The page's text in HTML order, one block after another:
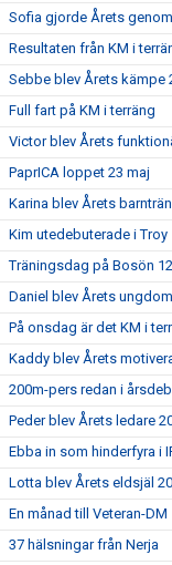
Sofia gjorde Årets
Resultaten från KM i
Sebbe blev Årets kämpe
Full fart på KM i terräng
Victor blev Årets
PaprICA loppet 23 maj
Karina blev Årets
Kim utedebuterade i Troy
Träningsdag på Bosön
Daniel blev Årets
På onsdag är det KM i
Kaddy blev Årets
200m-pers redan i
Peder blev Årets ledare
Ebba in som hinderfyra i
Lotta blev Årets eldsjäl
En månad till Veteran-DM
37 hälsningar från Nerja